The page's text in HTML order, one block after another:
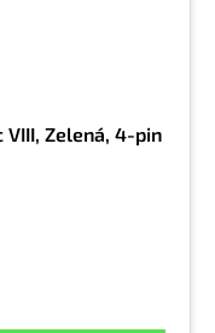
VIII, Zelená, 4-pin